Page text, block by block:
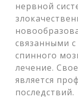
нервной
связанными
спинного
лечение.
является
последствий.